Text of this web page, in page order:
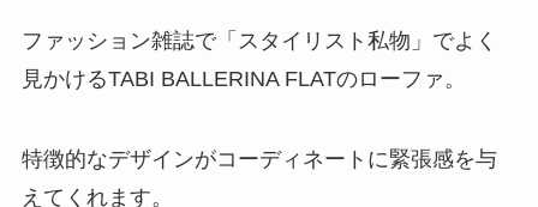
ファッション雑誌で「スタイリスト私物」でよく
見かけるTABI BALLERINA FLATのローファ。
特徴的なデザインがコーディネートに緊張感を与
えてくれます。